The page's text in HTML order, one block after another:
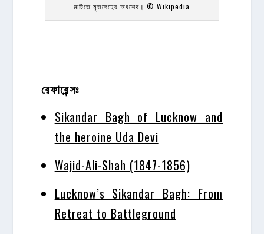
মাটিতে মৃতদেহের অবশেষ। © Wikipedia
রেফারেন্সঃ
Sikandar Bagh of Lucknow and
the heroine Uda Devi
Wajid-Ali-Shah (1847-1856)
Lucknow’s Sikandar Bagh: From
Retreat to Battleground